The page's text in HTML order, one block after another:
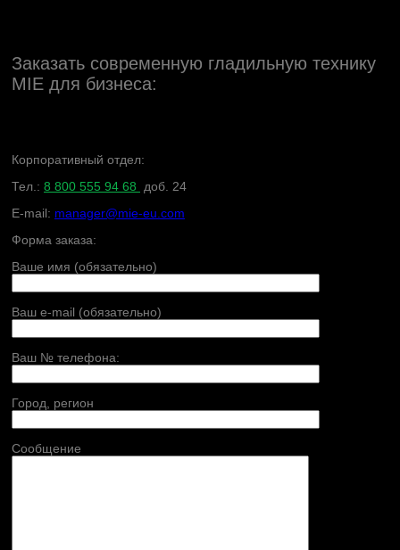
Заказать современную гладильную технику
MIE для бизнеса:
Корпоративный отдел:
Тел.: 8 800 555 94 68
доб. 24
E-mail: manager@mie-eu.com
Форма заказа:
Ваше имя (обязательно)
Ваш e-mail (обязательно)
Ваш № телефона:
Город, регион
Сообщение